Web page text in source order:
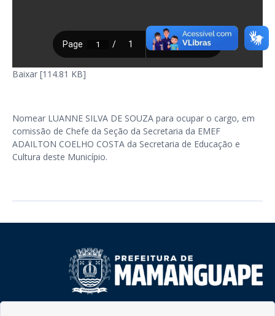
Baixar [114.81 KB]
Nomear LUANNE SILVA DE SOUZA para ocupar o cargo, em
comissão de Chefe da Seção da Secretaria da EMEF
ADAILTON COELHO COSTA da Secretaria de Educação e
Cultura deste Município.